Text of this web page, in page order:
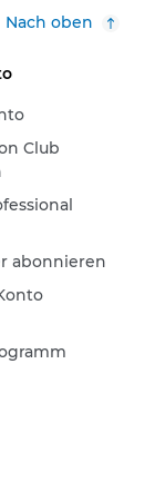
Nach oben
Club
abonnieren